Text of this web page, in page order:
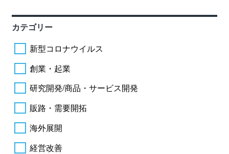
カテゴリー
新型コロナウイルス
創業・起業
研究開発/商品・サービス開発
販路・需要開拓
海外展開
経営改善